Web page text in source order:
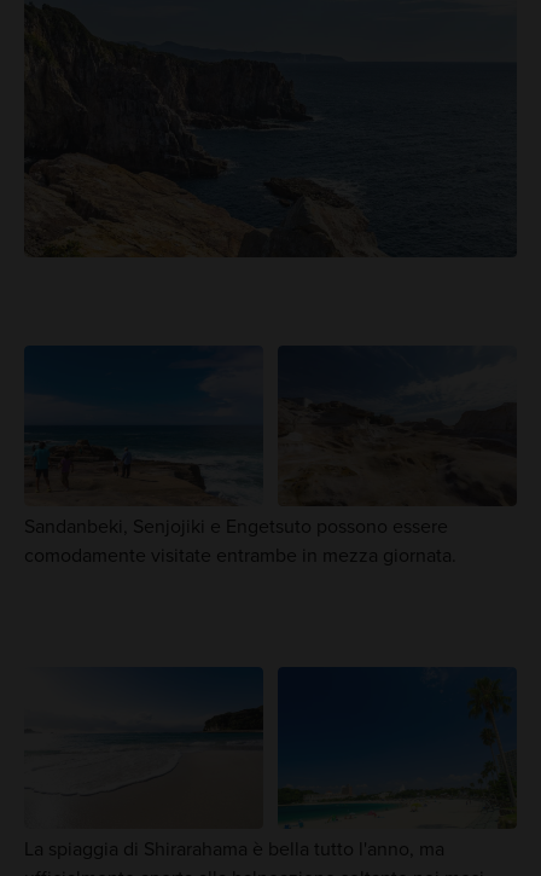
Sandanbeki, Senjojiki e Engetsuto possono essere
comodamente visitate entrambe in mezza giornata.
La spiaggia di Shirarahama è bella tutto l'anno, ma